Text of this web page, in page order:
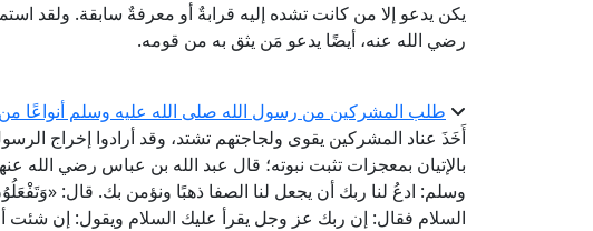
يكن يدعو إلا من كانت تشده إليه قرابةٌ أو معرفةٌ سابقة. ولقد
رضي الله عنه، أيضًا يدعو مَن يثق به من قومه.
طلب المشركين من رسول الله صلى الله عليه وسلم أنواعًا من
أَخَذَ عناد المشركين يقوى ولجاجتهم تشتد، وقد أرادوا إخراج
بالإتيان بمعجزات تثبت نبوته؛ قال عبد الله بن عباس رضي الله
وسلم: ادعُ لنا ربك أن يجعل لنا الصفا ذهبًا ونؤمن بك. قال:
السلام فقال: إن ربك عز وجل يقرأ عليك السلام ويقول: إن شئت